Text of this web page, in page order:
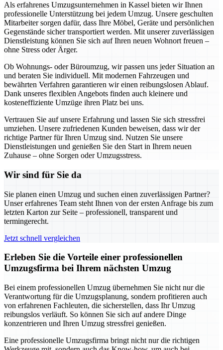
Als erfahrenes Umzugsunternehmen in Kassel bieten wir Ihnen
professionelle Unterstützung bei jedem Umzug. Unsere geschulten
Mitarbeiter sorgen dafür, dass Ihre Möbel, Geräte und persönlichen
Gegenstände sicher transportiert werden. Mit unserer zuverlässigen
Dienstleistung können Sie sich auf Ihren neuen Wohnort freuen –
ohne Stress oder Ärger.
Ob Wohnungs- oder Büroumzug, wir passen uns jeder Situation an
und beraten Sie individuell. Mit modernen Fahrzeugen und
bewährten Verfahren garantieren wir einen reibungslosen Ablauf.
Dank unseres flexiblen Angebots finden auch kleinere und
kosteneffiziente Umzüge ihren Platz bei uns.
Vertrauen Sie auf unsere Erfahrung und lassen Sie sich stressfrei
umziehen. Unsere zufriedenen Kunden beweisen, dass wir der
richtige Partner für Ihren Umzug sind. Nutzen Sie unsere
Dienstleistungen und genießen Sie den Start in Ihrem neuen
Zuhause – ohne Sorgen oder Umzugsstress.
Wir sind für Sie da
Sie planen einen Umzug und suchen einen zuverlässigen Partner?
Unser erfahrenes Team steht Ihnen von der ersten Anfrage bis zum
letzten Karton zur Seite – professionell, transparent und
termingerecht.
Jetzt schnell vergleichen
Erleben Sie die Vorteile einer professionellen
Umzugsfirma bei Ihrem nächsten Umzug
Bei einem professionellen Umzug übernehmen Sie nicht nur die
Verantwortung für die Umzugsplanung, sondern profitieren auch
von erfahrenen Fachleuten, die sicherstellen, dass Ihr Umzug
reibungslos verläuft. So können Sie sich auf andere Dinge
konzentrieren und Ihren Umzug stressfrei genießen.
Eine professionelle Umzugsfirma bringt nicht nur die richtigen